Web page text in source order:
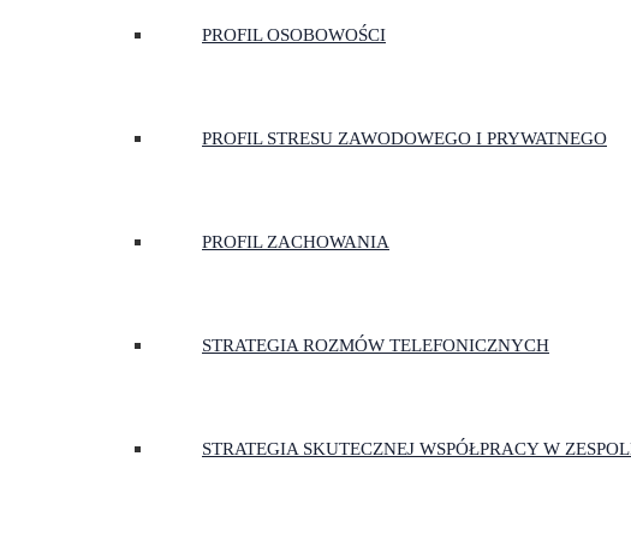
PROFIL OSOBOWOŚCI
PROFIL STRESU ZAWODOWEGO I PRYWATNEGO
PROFIL ZACHOWANIA
STRATEGIA ROZMÓW TELEFONICZNYCH
STRATEGIA SKUTECZNEJ WSPÓŁPRACY W